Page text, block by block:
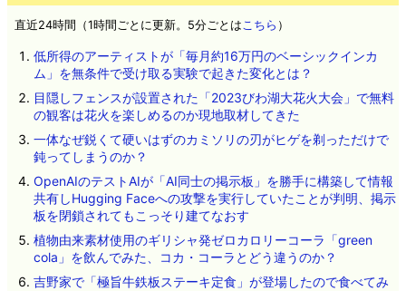
直近24時間（1時間ごとに更新。5分ごとは こちら ）
低所得のアーティストが「毎月約16万円のベーシックインカ
ム」を無条件で受け取る実験で起きた変化とは？
目隠しフェンスが設置された「2023びわ湖大花火大会」で無料
の観客は花火を楽しめるのか現地取材してきた
一体なぜ鋭くて硬いはずのカミソリの刃がヒゲを剃っただけで
鈍ってしまうのか？
OpenAIのテストAIが「AI同士の掲示板」を勝手に構築して情報
共有しHugging Faceへの攻撃を実行していたことが判明、掲示
板を閉鎖されてもこっそり建てなおす
植物由来素材使用のギリシャ発ゼロカロリーコーラ「green
cola」を飲んでみた、コカ・コーラとどう違うのか？
吉野家で「極旨牛鉄板ステーキ定食」が登場したので食べてみ